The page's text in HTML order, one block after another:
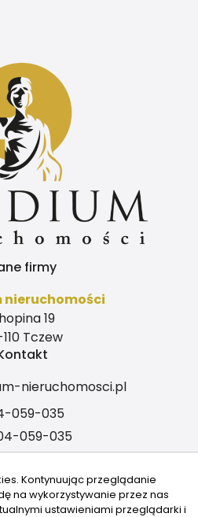
firmy
nieruchomości
19
Tczew
nieruchomosci.pl
059-035
059-035
nas tu
Kontynuując przeglądanie
na wykorzystywanie przez nas
ustawieniami przeglądarki i